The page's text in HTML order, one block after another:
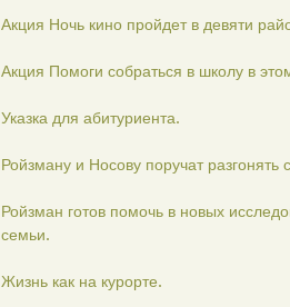
Акция Ночь кино пройдет в девяти
Акция Помоги собраться в школу в
Указка для абитуриента.
Ройзману и Носову поручат разгонять
Ройзман готов помочь в новых
семьи.
Жизнь как на курорте.